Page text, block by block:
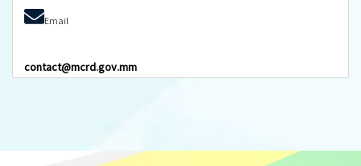
Email
contact@mcrd.gov.mm